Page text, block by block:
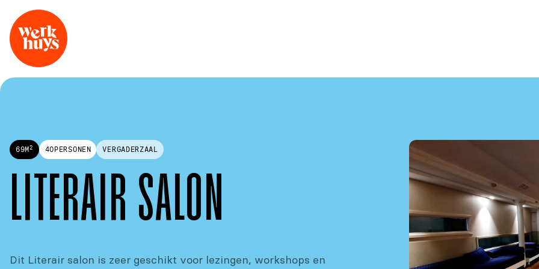
69M2 40PERSONEN VERGADERZAAL
LITERAIR SALON
Dit Literair salon is zeer geschikt voor lezingen, workshops en